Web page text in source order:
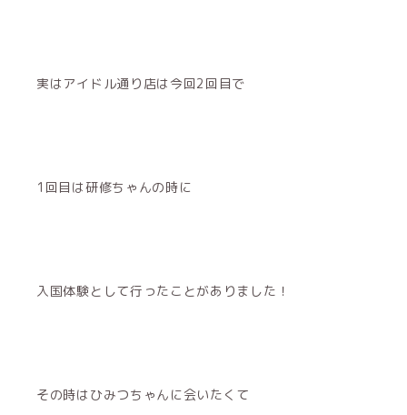
実はアイドル通り店は今回2回目で
1回目は研修ちゃんの時に
入国体験として行ったことがありました！
その時はひみつちゃんに会いたくて